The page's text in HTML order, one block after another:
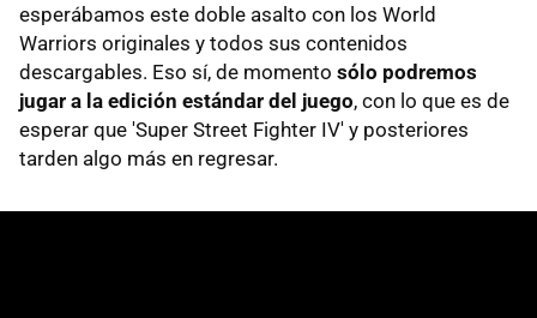
esperábamos este doble asalto con los World
Warriors originales y todos sus contenidos
descargables. Eso sí, de momento sólo podremos
jugar a la edición estándar del juego, con lo que es de
esperar que 'Super Street Fighter IV' y posteriores
tarden algo más en regresar.